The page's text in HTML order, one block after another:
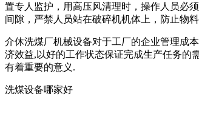
置专人监护，用高压风清理时，操作人员必
间隙，严禁人员站在破碎机机体上，防止物
介休洗煤厂机械设备对于工厂的企业管理成
济效益,以好的工作状态保证完成生产任务的
有着重要的意义.
洗煤设备哪家好